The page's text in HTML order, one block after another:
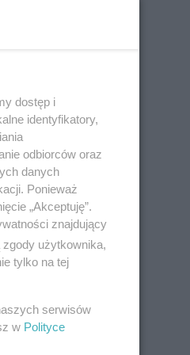
dostęp i
identyfikatory,
odbiorców oraz
danych
Ponieważ
„Akceptuję”.
znajdujący
użytkownika,
tylko na tej
serwisów
w Polityce